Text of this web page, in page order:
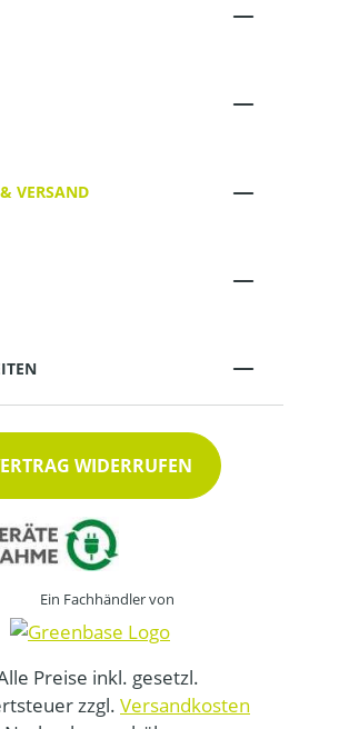
VERSAND
WIDERRUFEN
Ein Fachhändler von
Preise inkl. gesetzl.
zzgl. Versandkosten